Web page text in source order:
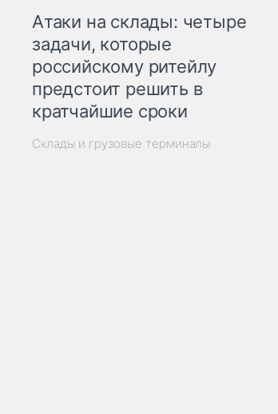
Атаки на склады: четыре
задачи, которые
российскому ритейлу
предстоит решить в
кратчайшие сроки
Склады и грузовые терминалы